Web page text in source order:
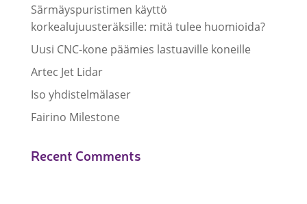
Särmäyspuristimen käyttö
korkealujuusteräksille: mitä tulee huomioida?
Uusi CNC-kone päämies lastuaville koneille
Artec Jet Lidar
Iso yhdistelmälaser
Fairino Milestone
Recent Comments